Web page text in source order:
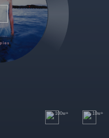
100w+ 10w+